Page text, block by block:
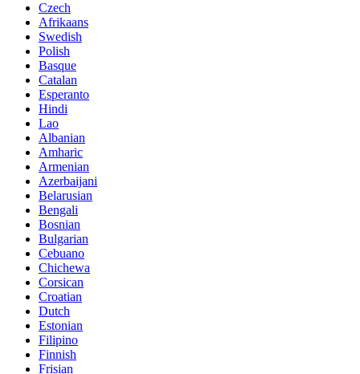
Czech
Afrikaans
Swedish
Polish
Basque
Catalan
Esperanto
Hindi
Lao
Albanian
Amharic
Armenian
Azerbaijani
Belarusian
Bengali
Bosnian
Bulgarian
Cebuano
Chichewa
Corsican
Croatian
Dutch
Estonian
Filipino
Finnish
Frisian